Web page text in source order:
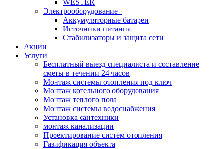
WESTER
Электрооборудование
Аккумуляторные батареи
Источники питания
Стабилизаторы и защита сети
Акции
Услуги
Бесплатный выезд специалиста и составление
сметы в течении 24 часов
Монтаж системы отопления под ключ
Монтаж котельного оборудования
Монтаж теплого пола
Монтаж системы водоснабжения
Установка сантехники
монтаж канализации
Проектирование систем отопления
Газификация объекта